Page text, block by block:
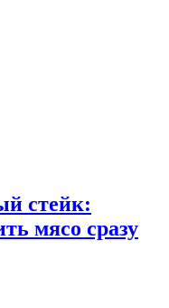
стейк:
мясо сразу